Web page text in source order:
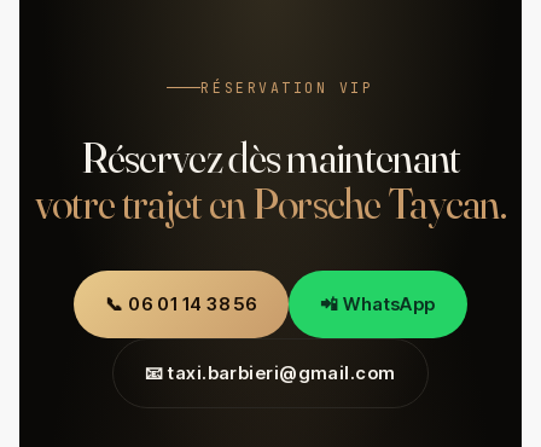
RÉSERVATION VIP
Réservez dès maintenant
votre trajet en Porsche Taycan.
📞 06 01 14 38 56 📲 WhatsApp
📧 taxi.barbieri@gmail.com